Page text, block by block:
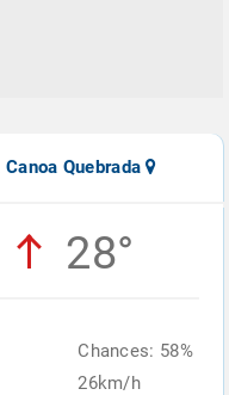
Canoa Quebrada
28°
Chances: 58%
26km/h